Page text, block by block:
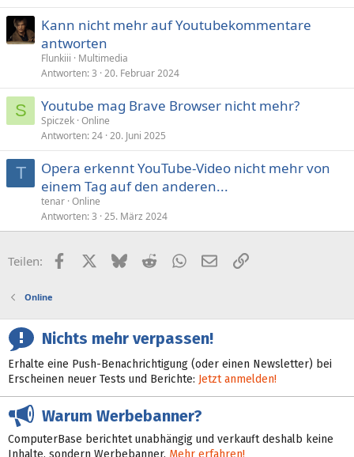
Kann nicht mehr auf Youtubekommentare
antworten
Flunkiii
Multimedia
Antworten 3 20. Februar 2024
S Youtube mag Brave Browser nicht mehr?
Spiczek Online
Antworten 24 20. Juni 2025
T
Opera erkennt YouTube-Video nicht mehr von
einem Tag auf den anderen...
tenar Online
Antworten 3 25. März 2024
Teilen: FacebookX (Twitter)
BlueskyRedditWhatsApp
E-MailLink
Online
Nichts mehr verpassen!
Erhalte eine Push-Benachrichtigung (oder einen Newsletter) bei
Erscheinen neuer Tests und Berichte: Jetzt anmelden!
Warum Werbebanner?
ComputerBase berichtet unabhängig und verkauft deshalb keine